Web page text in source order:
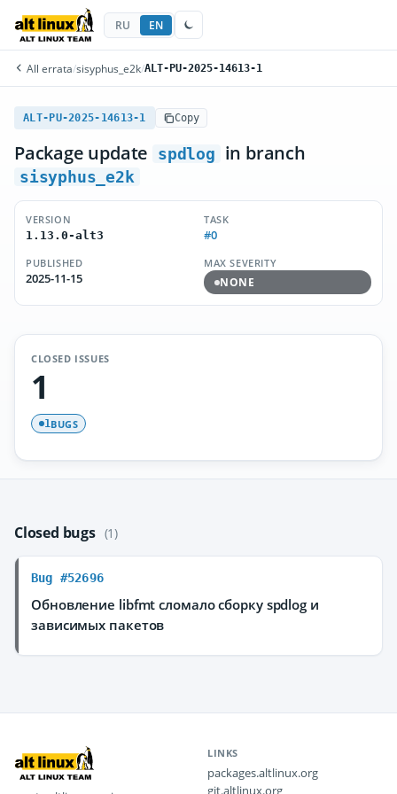
RU EN
All errata/sisyphus_e2k/ALT-PU-2025-14613-1
ALT-PU-2025-14613-1 Copy
Package update spdlog in branch
sisyphus_e2k
VERSION
1.13.0-alt3
TASK
#0
PUBLISHED
2025-11-15
MAX SEVERITY
NONE
CLOSED ISSUES
1
1BUGS
Closed bugs (1)
Bug #52696
Обновление libfmt сломало сборку spdlog и
зависимых пакетов
LINKS
packages.altlinux.org
git.altlinux.org